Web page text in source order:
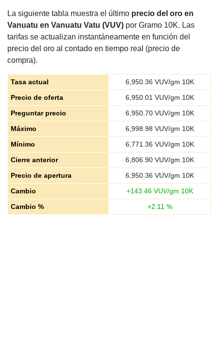
La siguiente tabla muestra el último precio del oro en
Vanuatu en Vanuatu Vatu (VUV) por Gramo 10K. Las
tarifas se actualizan instantáneamente en función del
precio del oro al contado en tiempo real (precio de
compra).
Tasa actual 6,950.36 VUV/gm 10K
Precio de oferta
6,950.01 VUV/gm 10K
Preguntar precio
6,950.70VUV/gm 10K
Máximo
6,998.98 VUV/gm 10K
Mínimo
6,771.36 VUV/gm 10K
Cierre anterior
6,806.90VUV/gm 10K
Precio de apertura
6,950.36 VUV/gm 10K
Cambio
+143.46VUV/gm 10K
Cambio %
+2.11 %